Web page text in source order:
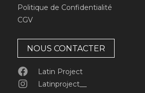
Politique de Confidentialité
CGV
NOUS CONTACTER
Latin Project
Latinproject__